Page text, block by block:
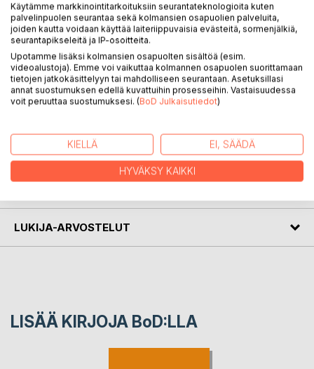
The introduction includes three travel journals about train
trips in Europe. The travel story interlocks with historical
descriptions and social philosophy considerations. The
traveller walks around Buenos Aires, drinks kava on the Fiji
Islands, recollects journeys to the Pacific and enjoys local
food in Singapore while thinking about societies'
KIRJAILIJA
LUKIJA-ARVOSTELUT
LISÄÄ KIRJOJA BoD:LLA
Käytämme markkinointitarkoituksiin seurantateknologioita kuten
palvelinpuolen seurantaa sekä kolmansien osapuolien palveluita,
joiden kautta voidaan käyttää laiteriippuvaisia evästeitä, sormenjälkiä,
seurantapikseleitä ja IP-osoitteita.
Upotamme lisäksi kolmansien osapuolten sisältöä (esim.
videoalustoja). Emme voi vaikuttaa kolmannen osapuolen suorittamaan
tietojen jatkokäsittelyyn tai mahdolliseen seurantaan. Asetuksillasi
annat suostumuksen edellä kuvattuihin prosesseihin. Vastaisuudessa
voit peruuttaa suostumuksesi. (BoD Julkaisutiedot)
KIELLÄ EI, SÄÄDÄ
HYVÄKSY KAIKKI